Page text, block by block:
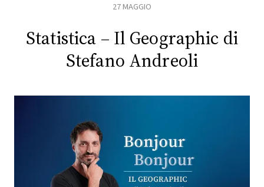
RADIO
PLAYLIST
CONCORSI
27 MAGGIO
Statistica – Il Geographic di
Stefano Andreoli